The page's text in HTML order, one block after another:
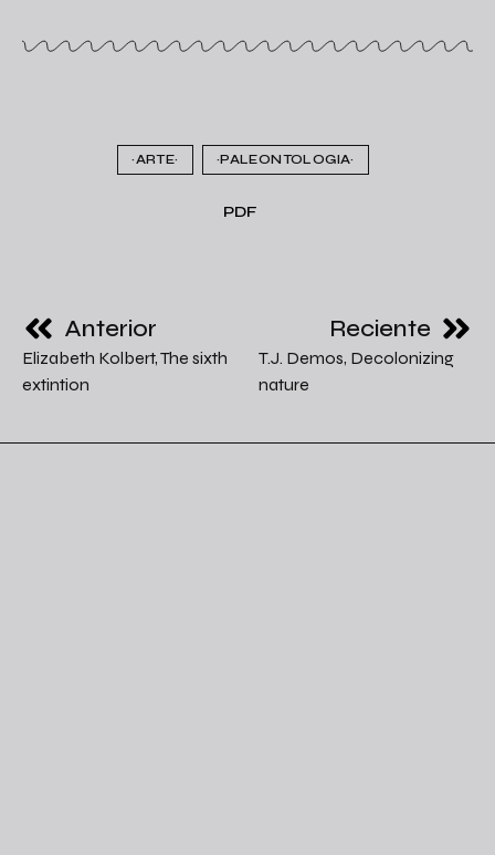
~ARTE~ ~PALEONTOLOGIA~
PDF
Anterior
Elizabeth Kolbert, The sixth
extintion
Reciente
T.J. Demos, Decolonizing
nature